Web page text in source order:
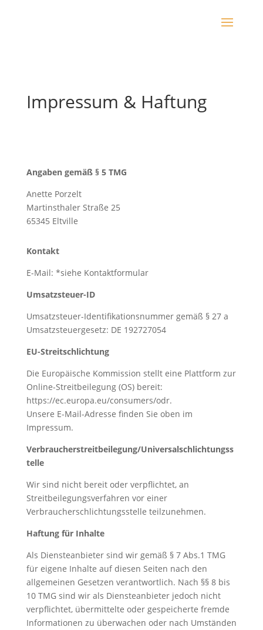
Impressum & Haftung
Angaben gemäß § 5 TMG
Anette Porzelt
Martinsthaler Straße 25
65345 Eltville
Kontakt
E-Mail: *siehe Kontaktformular
Umsatzsteuer-ID
Umsatzsteuer-Identifikationsnummer gemäß § 27 a
Umsatzsteuergesetz: DE 192727054
EU-Streitschlichtung
Die Europäische Kommission stellt eine Plattform zur
Online-Streitbeilegung (OS) bereit:
https://ec.europa.eu/consumers/odr.
Unsere E-Mail-Adresse finden Sie oben im
Impressum.
Verbraucherstreitbeilegung/Universalschlichtungss
telle
Wir sind nicht bereit oder verpflichtet, an
Streitbeilegungsverfahren vor einer
Verbraucherschlichtungsstelle teilzunehmen.
Haftung für Inhalte
Als Diensteanbieter sind wir gemäß § 7 Abs.1 TMG
für eigene Inhalte auf diesen Seiten nach den
allgemeinen Gesetzen verantwortlich. Nach §§ 8 bis
10 TMG sind wir als Diensteanbieter jedoch nicht
verpflichtet, übermittelte oder gespeicherte fremde
Informationen zu überwachen oder nach Umständen